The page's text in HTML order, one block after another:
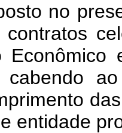
no
cabendo
entidade